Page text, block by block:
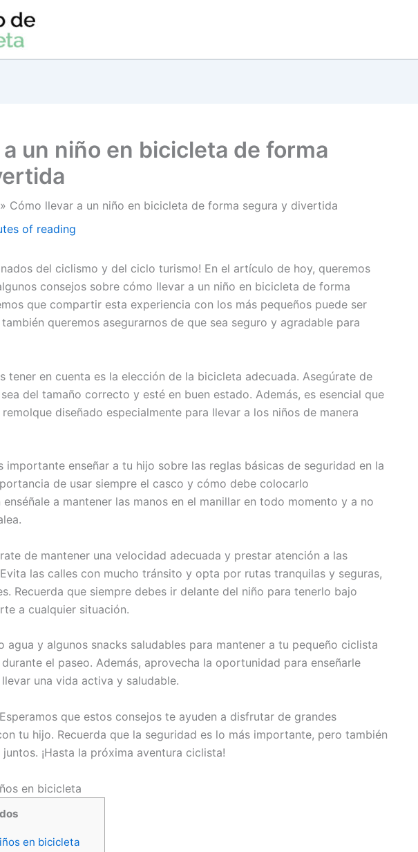
un niño en bicicleta de forma
Cómo llevar a un niño en bicicleta de forma segura y divertida
of reading
del ciclismo y del ciclo turismo! En el artículo de hoy, queremos
consejos sobre cómo llevar a un niño en bicicleta de forma
que compartir esta experiencia con los más pequeños puede ser
queremos asegurarnos de que sea seguro y agradable para
tener en cuenta es la elección de la bicicleta adecuada. Asegúrate de
del tamaño correcto y esté en buen estado. Además, es esencial que
diseñado especialmente para llevar a los niños de manera
importante enseñar a tu hijo sobre las reglas básicas de seguridad en la
de usar siempre el casco y cómo debe colocarlo
a mantener las manos en el manillar en todo momento y a no
de mantener una velocidad adecuada y prestar atención a las
las calles con mucho tránsito y opta por rutas tranquilas y seguras,
Recuerda que siempre debes ir delante del niño para tenerlo bajo
a cualquier situación.
agua y algunos snacks saludables para mantener a tu pequeño ciclista
el paseo. Además, aprovecha la oportunidad para enseñarle
una vida activa y saludable.
que estos consejos te ayuden a disfrutar de grandes
tu hijo. Recuerda que la seguridad es lo más importante, pero también
¡Hasta la próxima aventura ciclista!
en bicicleta
en bicicleta